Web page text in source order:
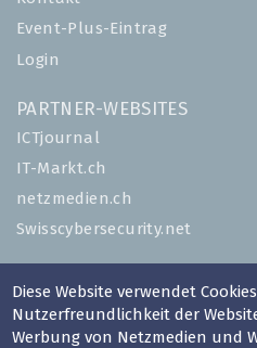
Event-Plus-Eintrag
Login
PARTNER-WEBSITES
ICTjournal
IT-Markt.ch
netzmedien.ch
Swisscybersecurity.net
Impressum
AGB
Diese Website verwendet
Nutzerfreundlichkeit der
Werbung von Netzmedien und